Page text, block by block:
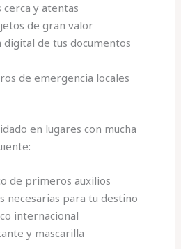
cerca y atentas
de gran valor
digital de tus documentos
de emergencia locales
en lugares con mucha
de primeros auxilios
necesarias para tu destino
internacional
y mascarilla